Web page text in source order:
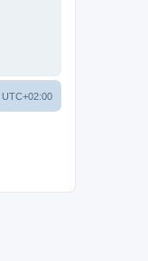
UTC+02:00